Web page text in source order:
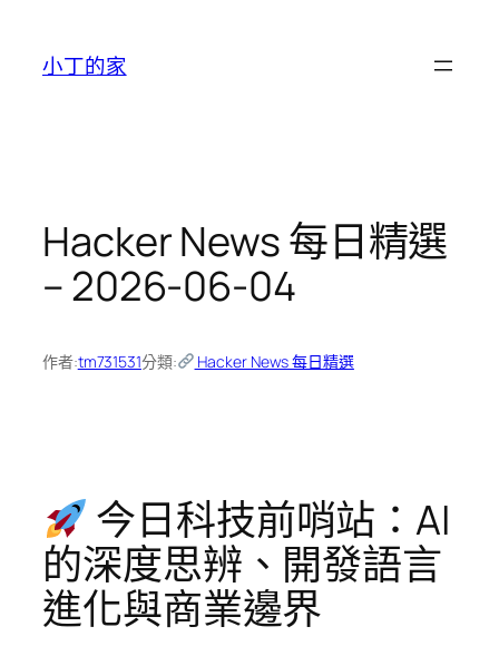
小丁的家
Hacker News 每日精選
– 2026-06-04
作者:tm731531分類: Hacker News 每日精選
今日科技前哨站：AI
的深度思辨、開發語言
進化與商業邊界